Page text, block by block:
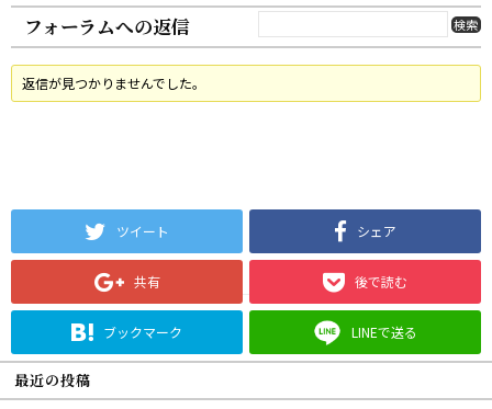
フォーラムへの返信
返信が見つかりませんでした。
ツイート シェア
共有 後で読む
ブックマーク LINEで送る
最近の投稿